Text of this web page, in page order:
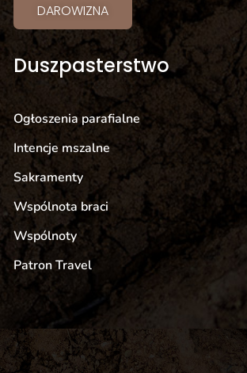
DAROWIZNA
Duszpasterstwo
Ogłoszenia parafialne
Intencje mszalne
Sakramenty
Wspólnota braci
Wspólnoty
Patron Travel